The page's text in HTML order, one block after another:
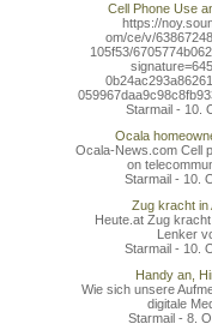
Cell Phone Use
https://
om/ce/v/
105f53/
Starmail - 10.
Ocala
Ocala-News.com Cell
on
Starmail - 10.
Zug kracht in
Heute.at Zug
Lenker
Starmail - 10.
Handy an,
Wie sich unsere
digitale
Starmail - 8.